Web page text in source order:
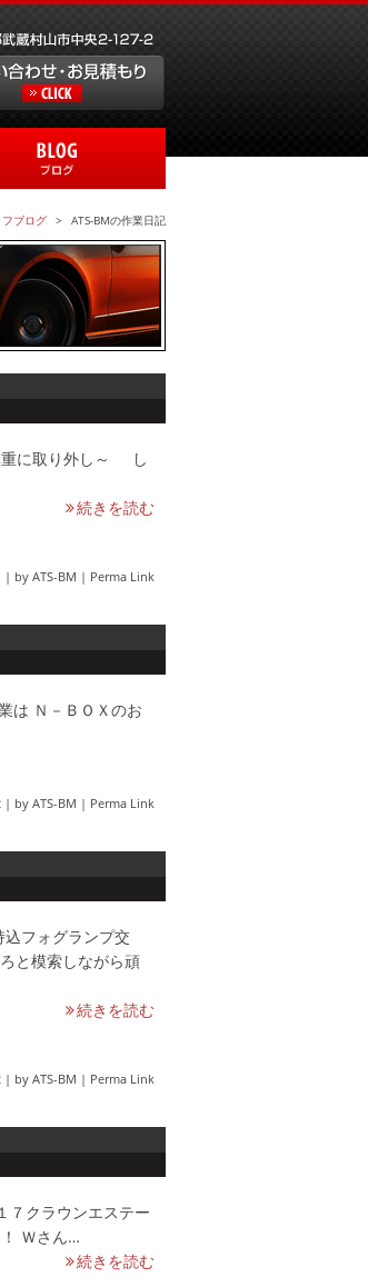
フブログ ATS-BMの作業日記
重に取り外し～ し
続きを読む
| by ATS-BM | Perma Link
は Ｎ－ＢＯＸのお
| by ATS-BM | Perma Link
フォグランプ交
と模索しながら頑
続きを読む
| by ATS-BM | Perma Link
７クラウンエステー
Ｗさん…
続きを読む